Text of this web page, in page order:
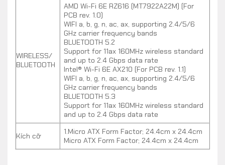
Mainboard Gigabyte B650M AORUS ELITE AX
DDR5cho phép người dùng tùy chỉnh các hiệu ứng
ánh sáng thông qua phần mềm RGB Fusion 2.0 để
giúp cho bo mạch có thể tự tỏa sáng theo ý thích cá
nhân. Không những vậy, bạn có thể điều chỉnh kèm
với các dải đèn LED RGB kết nối trên mainboard.
WIRELESS/
BLUETOOTH
AMD Wi-Fi 6E RZ616 (MT7922A22M) (For
PCB rev. 1.0)
WIFI a, b, g, n, ac, ax, supporting 2.4/5/6
GHz carrier frequency bands
BLUETOOTH 5.2
Support for 11ax 160MHz wireless standard
and up to 2.4 Gbps data rate
Intel® Wi-Fi 6E AX210 (For PCB rev. 1.1)
WIFI a, b, g, n, ac, ax, supporting 2.4/5/6
GHz carrier frequency bands
BLUETOOTH 5.3
Support for 11ax 160MHz wireless standard
and up to 2.4 Gbps data rate
Kích cỡ
1.Micro ATX Form Factor; 24.4cm x 24.4cm
Micro ATX Form Factor; 24.4cm x 24.4cm